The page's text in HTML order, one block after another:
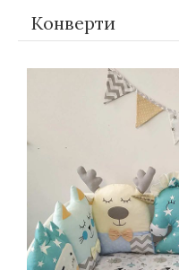
Конверти